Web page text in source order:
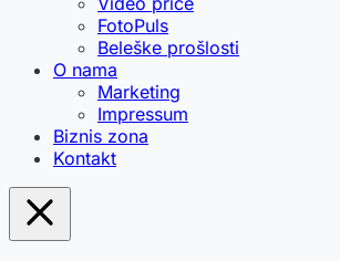
FotoPuls
Beleške prošlosti
O nama
Marketing
Impressum
Biznis zona
Kontakt